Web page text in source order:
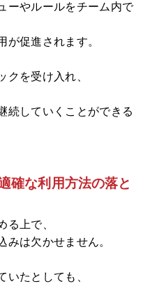
ーやルールをチーム内で
が促進されます。
クを受け入れ、
続していくことができる
確な利用方法の落と
る上で、
みは欠かせません。
いたとしても、